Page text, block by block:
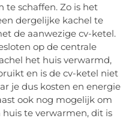
te schaffen. Zo is het
dergelijke kachel te
de aanwezige cv-ketel.
op de centrale
het huis verwarmd,
en is de cv-ketel niet
je dus kosten en energie
ook nog mogelijk om
te verwarmen, dit is